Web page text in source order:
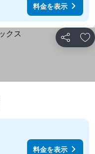
料金を表示
シェア お
料金を表示